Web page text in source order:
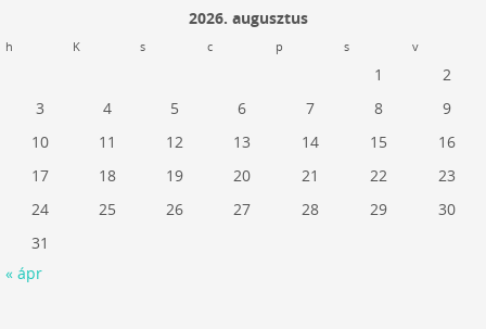
2026. augusztus
h K s c p s v
1
2
3
4 5 6 7 8
9
10
11 12 13 14 15
16
17
18 19 20 21 22
23
24
25 26 27 28 29
30
31
« ápr